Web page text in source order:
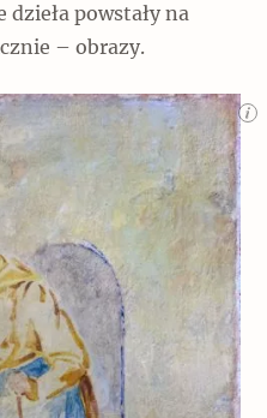
powstały na
– obrazy.